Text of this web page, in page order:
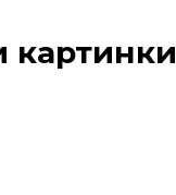
картинки